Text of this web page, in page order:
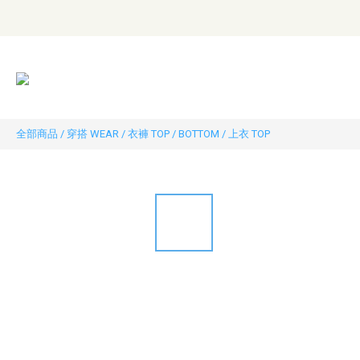
全部商品 / 穿搭 WEAR / 衣褲 TOP / BOTTOM / 上衣 TOP